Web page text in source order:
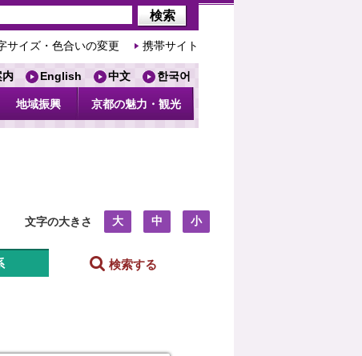
サイズ・色合いの変更 携帯サイト
内 English 中文 한국어
地域振興 京都の魅力・観光
文字の大きさ 大 中 小
検索する